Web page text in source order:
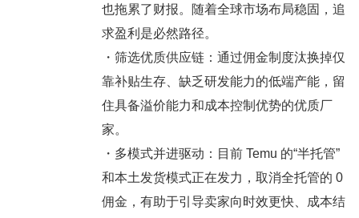
也拖累了财报。随着全球市场布局稳固，追
求盈利是必然路径。
・ 筛选优质供应链： 通过佣金制度汰换掉仅
靠补贴生存、缺乏研发能力的低端产能，留
住具备溢价能力和成本控制优势的优质厂
家。
・ 多模式并进驱动： 目前 Temu 的“半托管”
和本土发货模式正在发力，取消全托管的 0
佣金，有助于引导卖家向时效更快、成本结